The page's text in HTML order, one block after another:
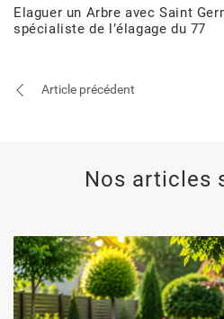
Elaguer un Arbre avec Saint
spécialiste de l’élagage du 77
Article précédent
Nos articles